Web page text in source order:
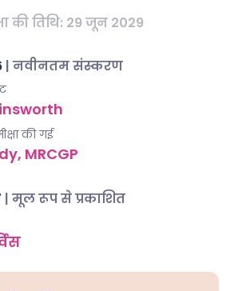
की तिथि: 29 जून 2029
| नवीनतम संस्करण
की गई
MRCGP
| मूल रूप से प्रकाशित